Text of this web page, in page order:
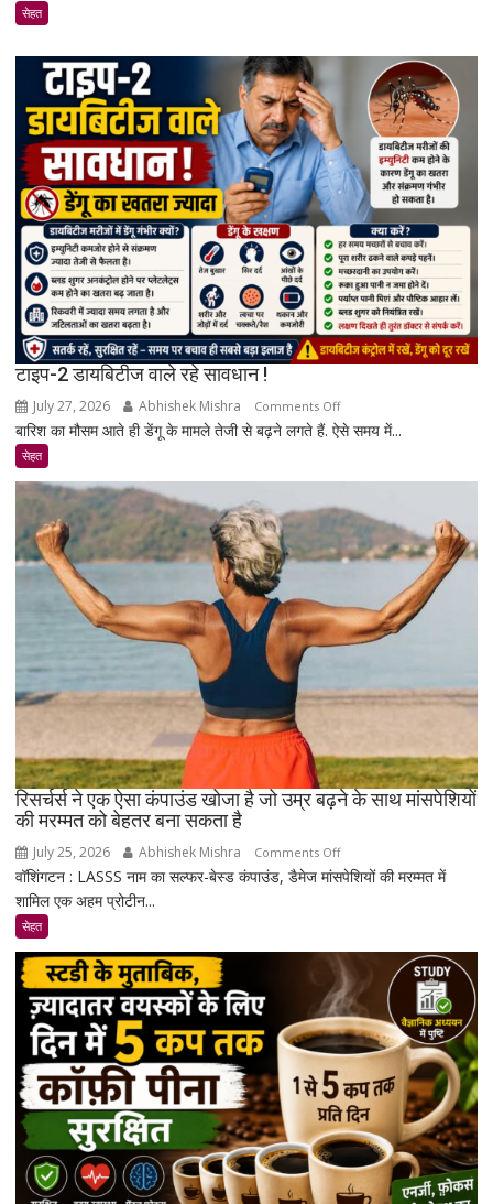
खतरा
जानिए
एक्सपर्ट
और
रिसर्च
की
पूरी
सच्चाई
सेहत
टाइप-2 डायबिटीज वाले रहे सावधान !
July 27, 2026 Abhishek Mishra Comments Offon
टाइप-2
वाले
सावधान
!
बारिश का मौसम आते ही डेंगू के मामले तेजी से बढ़ने लगते हैं. ऐसे समय में...
सेहत
रिसर्चर्स ने एक ऐसा कंपाउंड खोजा है जो उम्र बढ़ने के साथ मांसपेशियों
की मरम्मत को बेहतर बना सकता है
July 25, 2026 Abhishek Mishra Comments Offon
रिसर्चर्स
ऐसा
कंपाउंड
खोजा
है
जो
बढ़ने
के
साथ
मांसपेशियों
की
वॉशिंगटन : LASSS नाम का सल्फर-बेस्ड कंपाउंड, डैमेज मांसपेशियों की मरम्मत में
शामिल एक अहम प्रोटीन...
सेहत